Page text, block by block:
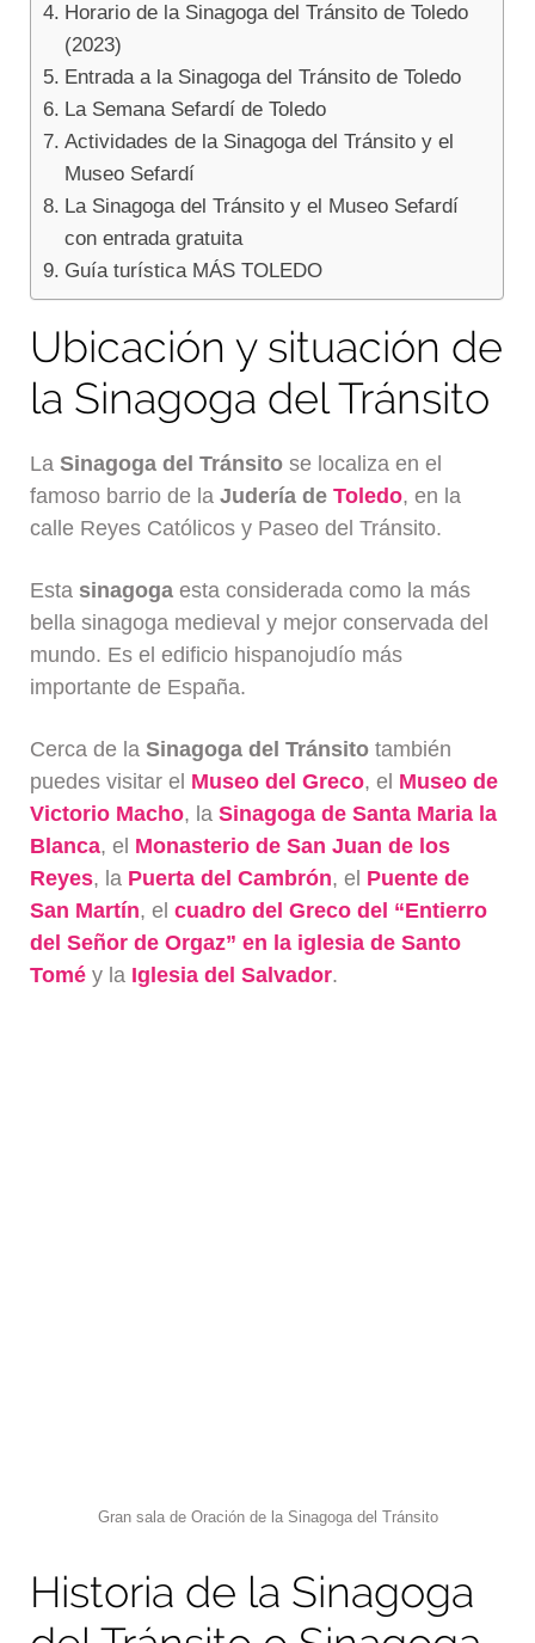
Horario de la Sinagoga del Tránsito de Toledo
(2023)
Entrada a la Sinagoga del Tránsito de Toledo
La Semana Sefardí de Toledo
Actividades de la Sinagoga del Tránsito y el
Museo Sefardí
La Sinagoga del Tránsito y el Museo Sefardí
con entrada gratuita
Guía turística MÁS TOLEDO
Ubicación y situación de
la Sinagoga del Tránsito
LaSinagoga del Tránsito se localiza en el
famoso barrio de laJudería deToledo, en la
calle Reyes Católicos y Paseo del Tránsito.
Esta sinagoga esta considerada como la más
bella sinagoga medieval y mejor conservada del
mundo. Es el edificio hispanojudío más
importante de España.
Cerca de laSinagoga del Tránsito también
puedes visitar el Museo del Greco, el Museo de
Victorio Macho, laSinagoga de Santa Maria la
Blanca, el Monasterio de San Juan de los
Reyes, la Puerta del Cambrón, el Puente de
San Martín, elcuadro del Greco del “Entierro
del Señor de Orgaz” en la iglesia de Santo
Tomé y la Iglesia del Salvador.
Gran sala de Oración de la Sinagoga del Tránsito
Historia de la Sinagoga